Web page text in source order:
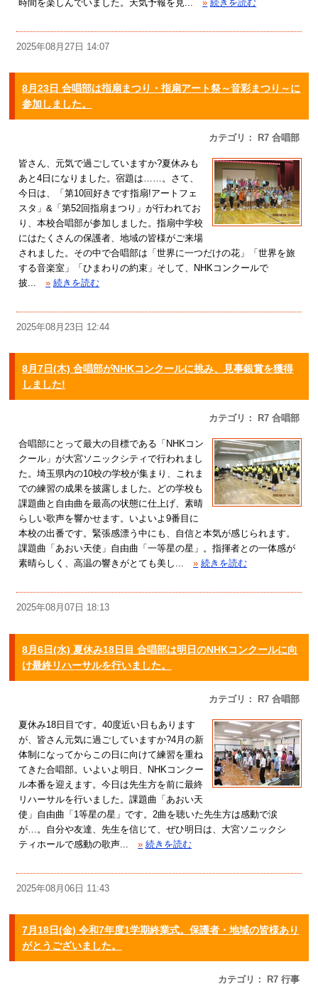
時間を楽しんでいました。天気予報を見...
» 続きを読む
2025年08月27日 14:07
8月23日 合唱部は指扇まつり・指扇アート祭～音彩まつり～に
参加しました。
カテゴリ： R7 合唱部
皆さん、元気で過ごしていますか?夏休みも
あと4日になりました。宿題は……。さて、
今日は、「第10回好きです指扇!アートフェ
スタ」&「第52回指扇まつり」が行われてお
り、本校合唱部が参加しました。指扇中学校
にはたくさんの保護者、地域の皆様がご来場
されました。その中で合唱部は「世界に一つだけの花」「世界を旅
する音楽室」「ひまわりの約束」そして、NHKコンクールで
披...
» 続きを読む
2025年08月23日 12:44
8月7日(木) 合唱部がNHKコンクールに挑み、見事銀賞を獲得
しました!
カテゴリ： R7 合唱部
合唱部にとって最大の目標である「NHKコン
クール」が大宮ソニックシティで行われまし
た。埼玉県内の10校の学校が集まり、これま
での練習の成果を披露しました。どの学校も
課題曲と自由曲を最高の状態に仕上げ、素晴
らしい歌声を響かせます。いよいよ9番目に
本校の出番です。緊張感漂う中にも、自信と本気が感じられます。
課題曲「あおい天使」自由曲「一等星の星」。指揮者との一体感が
素晴らしく、高温の響きがとても美し...
» 続きを読む
2025年08月07日 18:13
8月6日(水) 夏休み18日目 合唱部は明日のNHKコンクールに向
け最終リハーサルを行いました。
カテゴリ： R7 合唱部
夏休み18日目です。40度近い日もあります
が、皆さん元気に過ごしていますか?4月の新
体制になってからこの日に向けて練習を重ね
てきた合唱部。いよいよ明日、NHKコンクー
ル本番を迎えます。今日は先生方を前に最終
リハーサルを行いました。課題曲「あおい天
使」自由曲「1等星の星」です。2曲を聴いた先生方は感動で涙
が…。自分や友達、先生を信じて、ぜひ明日は、大宮ソニックシ
ティホールで感動の歌声...
» 続きを読む
2025年08月06日 11:43
7月18日(金) 令和7年度1学期終業式。保護者・地域の皆様あり
がとうございました。
カテゴリ： R7 行事